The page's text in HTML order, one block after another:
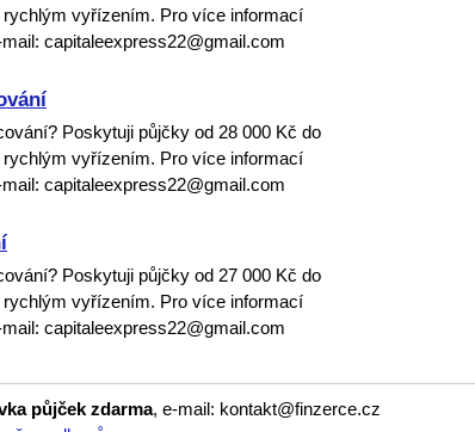
vyřízením. Pro více informací
capitaleexpress22@gmail.com
Poskytuji půjčky od 28 000 Kč do
vyřízením. Pro více informací
capitaleexpress22@gmail.com
Poskytuji půjčky od 27 000 Kč do
vyřízením. Pro více informací
capitaleexpress22@gmail.com
půjček zdarma, e-mail: kontakt@finzerce.cz